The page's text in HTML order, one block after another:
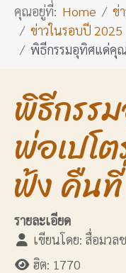
คุณอยู่ที่: Home
ข่
ข่าวในรอบปี 2025
พิธีกรรมอุทิศแด่คุ
พิธีกรร
พ่อเปโ
ฟ้ง คืน
รายละเอียด
เขียนโดย: สื่อมวล
ฮิต: 1770